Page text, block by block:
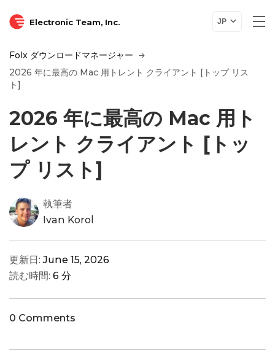
Electronic Team, Inc. JP
Folx ダウンロードマネージャー
2026 年に最高の Mac 用トレント クライアント [トップ リス
ト]
2026 年に最高の Mac 用ト
レント クライアント [トッ
プ リスト]
執筆者
Ivan Korol
更新日:June 15, 2026
読む時間: 6 分
0 Comments